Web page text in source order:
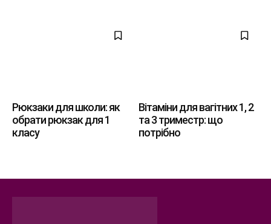
Рюкзаки для школи: як
обрати рюкзак для 1
класу
Вітаміни для вагітних 1, 2
та 3 триместр: що
потрібно